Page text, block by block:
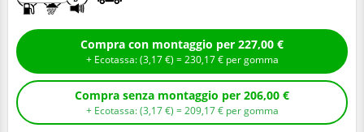
Compra con montaggio per 227,00 €
+ Ecotassa: (3,17€ ) =230,17€ per gomma
Compra senza montaggio per 206,00 €
+ Ecotassa: (3,17€ ) =209,17€ per gomma